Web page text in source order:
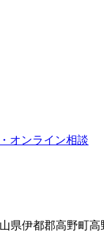
オンライン相談
県伊都郡高野町高